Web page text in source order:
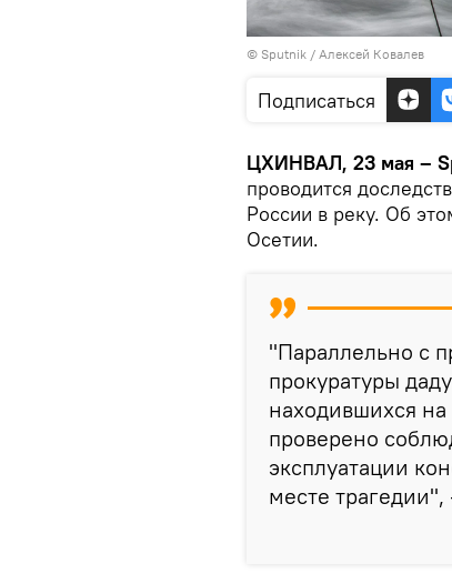
© Sputnik / Алексей Ковалев
Подписаться
ЦХИНВАЛ, 23 мая –
проводится
России в реку. Об
Осетии.
"Параллельно с
прокуратуры
находившихся
проверено
эксплуатации
месте